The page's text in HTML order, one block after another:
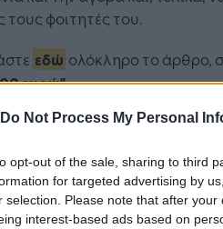
Do Not Process My Personal
opt-out of the sale, sharing to third
for targeted advertising by
selection. Please note that after
interest-based ads based on
τους φοιτητές του.
εδώ ολόκληρο το άρθρο,
ευρώ".
Ακολουθήστε το
Google Newsκαι
όλα τα